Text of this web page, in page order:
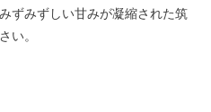
ずみずしい甘みが凝縮された筑
い。